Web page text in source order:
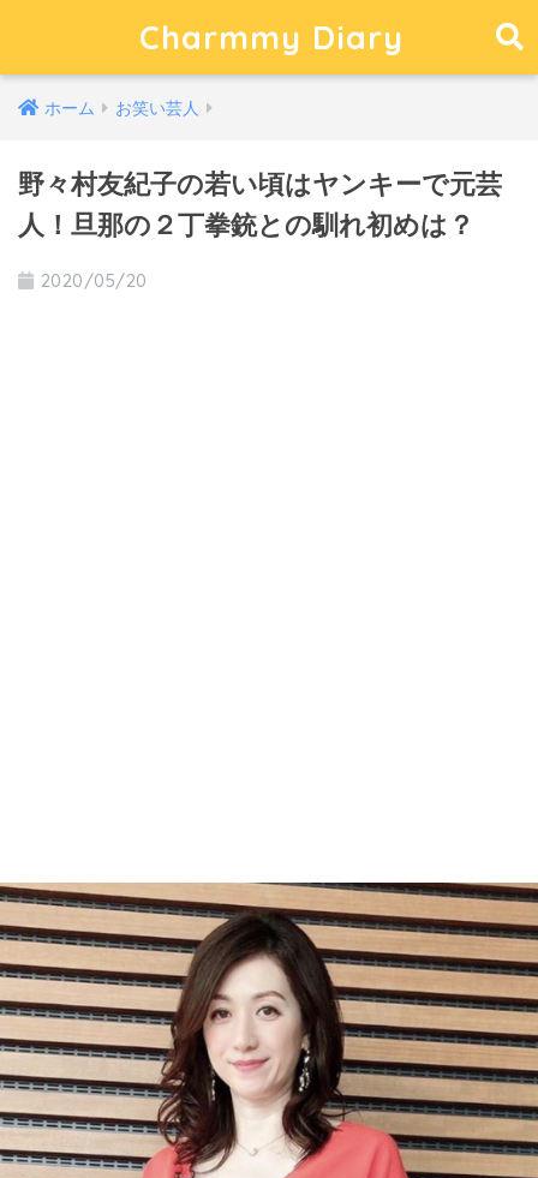
Charmmy Diary
ホーム お笑い芸人
野々村友紀子の若い頃はヤンキーで元芸
人！旦那の２丁拳銃との馴れ初めは？
2020/05/20